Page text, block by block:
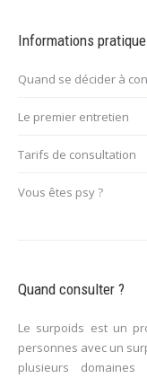
Informations
Quand se décider à
Le premier entretien
Tarifs de consultation
Vous êtes psy ?
Quand consulter ?
Le surpoids est un
personnes avec un
plusieurs